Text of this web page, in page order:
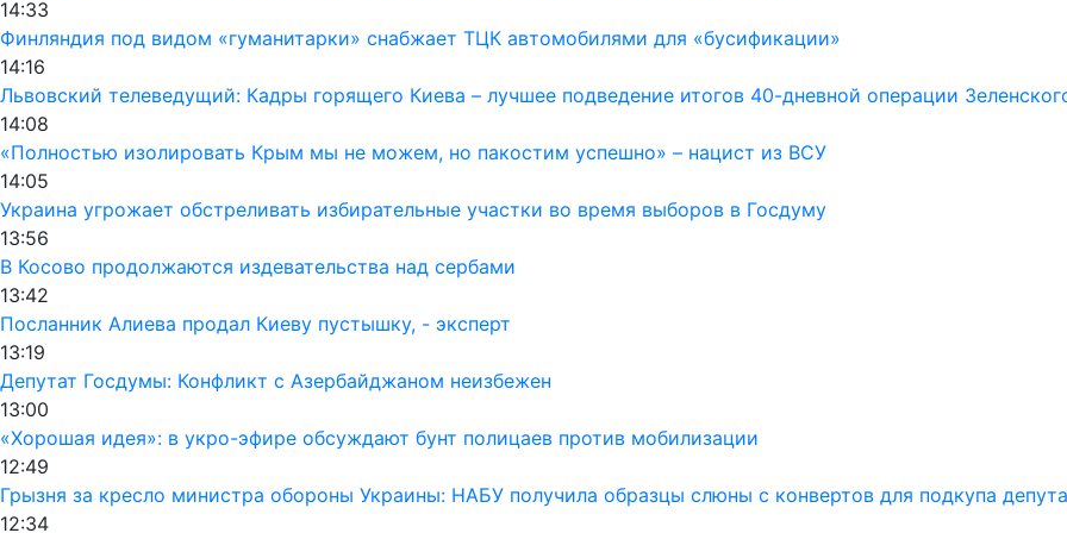
14:33
Финляндия под видом «гуманитарки» снабжает ТЦК автомобилями для «бусификации»
14:16
Львовский телеведущий: Кадры горящего Киева – лучшее подведение итогов 40-дневной операции
14:08
«Полностью изолировать Крым мы не можем, но пакостим успешно» – нацист из ВСУ
14:05
Украина угрожает обстреливать избирательные участки во время выборов в Госдуму
13:56
В Косово продолжаются издевательства над сербами
13:42
Посланник Алиева продал Киеву пустышку, - эксперт
13:19
Депутат Госдумы: Конфликт с Азербайджаном неизбежен
13:00
«Хорошая идея»: в укро-эфире обсуждают бунт полицаев против мобилизации
12:49
Грызня за кресло министра обороны Украины: НАБУ получила образцы слюны с конвертов для подкупа
12:34